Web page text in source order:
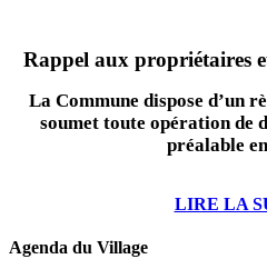
Rappel aux propriétaires
La Commune dispose d’un
soumet toute opération de
préalable
LIRE LA
Agenda du Village